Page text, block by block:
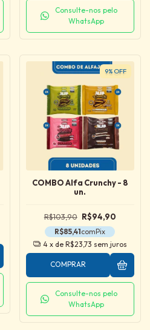
Consulte-nos pelo
WhatsApp
9% OFF
COMBO Alfa Crunchy - 8
un.
R$103,90 R$94,90
R$85,41comPix
4 x de R$23,73 sem juros
COMPRAR
Consulte-nos pelo
WhatsApp